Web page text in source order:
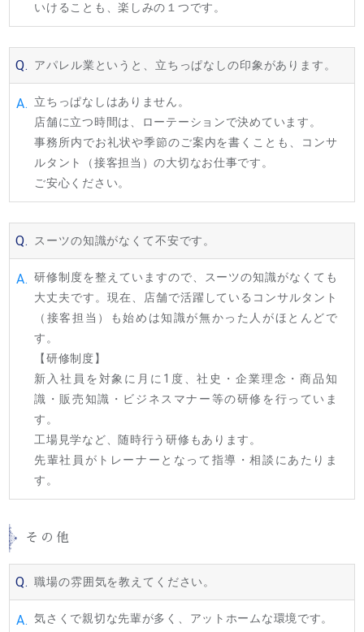
いけることも、楽しみの１つです。
Q. アパレル業というと、立ちっぱなしの印象があります。
A. 立ちっぱなしはありません。
店舗に立つ時間は、ローテーションで決めています。
事務所内でお礼状や季節のご案内を書くことも、コンサ
ルタント（接客担当）の大切なお仕事です。
ご安心ください。
Q. スーツの知識がなくて不安です。
A. 研修制度を整えていますので、スーツの知識がなくても
大丈夫です。現在、店舗で活躍しているコンサルタント
（接客担当）も始めは知識が無かった人がほとんどで
す。
【研修制度】
新入社員を対象に月に1度、社史・企業理念・商品知
識・販売知識・ビジネスマナー等の研修を行っていま
す。
工場見学など、随時行う研修もあります。
先輩社員がトレーナーとなって指導・相談にあたりま
す。
その他
Q. 職場の雰囲気を教えてください。
A. 気さくで親切な先輩が多く、アットホームな環境です。